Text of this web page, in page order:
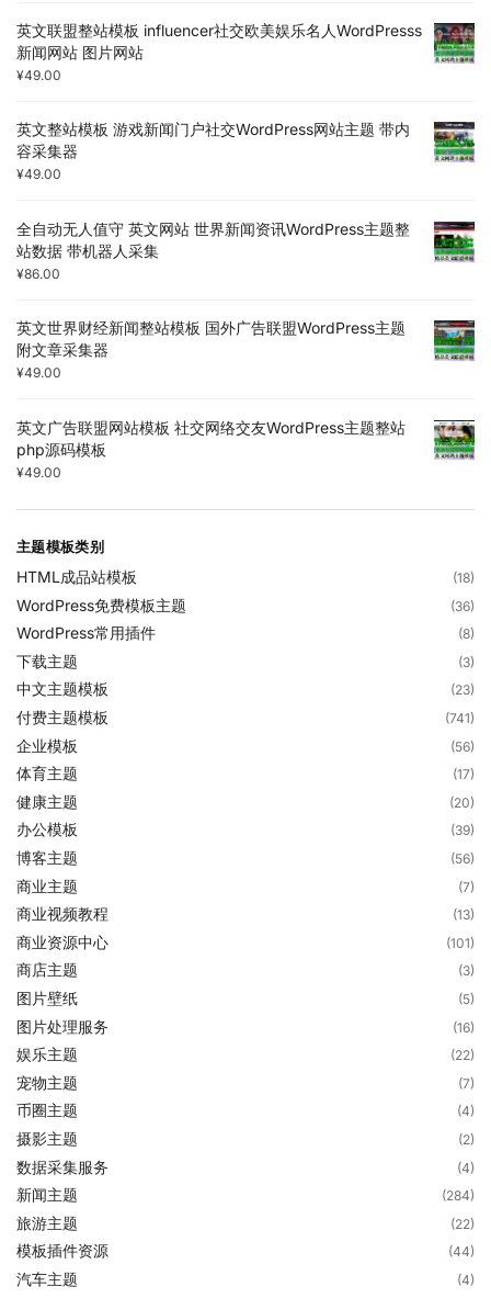
英文联盟整站模板 influencer社交欧美娱乐名人WordPresss
新闻网站 图片网站
¥49.00
英文整站模板 游戏新闻门户社交WordPress网站主题 带内
容采集器
¥49.00
全自动无人值守 英文网站 世界新闻资讯WordPress主题整
站数据 带机器人采集
¥86.00
英文世界财经新闻整站模板 国外广告联盟WordPress主题
附文章采集器
¥49.00
英文广告联盟网站模板 社交网络交友WordPress主题整站
php源码模板
¥49.00
主题模板类别
HTML成品站模板 (18)
WordPress免费模板主题 (36)
WordPress常用插件 (8)
下载主题 (3)
中文主题模板 (23)
付费主题模板 (741)
企业模板 (56)
体育主题 (17)
健康主题 (20)
办公模板 (39)
博客主题 (56)
商业主题 (7)
商业视频教程 (13)
商业资源中心 (101)
商店主题 (3)
图片壁纸 (5)
图片处理服务 (16)
娱乐主题 (22)
宠物主题 (7)
币圈主题 (4)
摄影主题 (2)
数据采集服务 (4)
新闻主题 (284)
旅游主题 (22)
模板插件资源 (44)
汽车主题 (4)